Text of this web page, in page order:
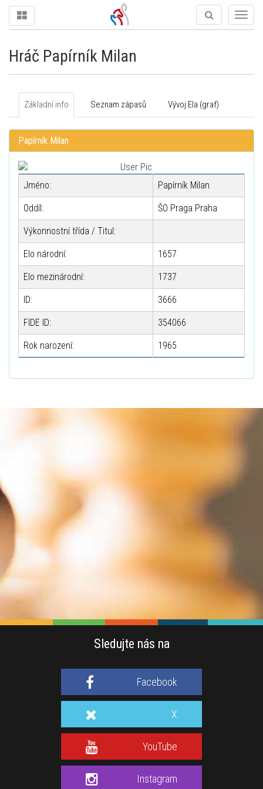
Hráč Papírník Milan
Základní info Seznam zápasů Vývoj Ela (graf)
Papírník Milan
Jméno: Papírník Milan
Oddíl: ŠO Praga Praha
Výkonnostní třída / Titul:
Elo národní: 1657
Elo mezinárodní: 1737
ID: 3666
FIDE ID: 354066
Rok narození: 1965
Sledujte nás na
Facebook
X
YouTube
Instagram